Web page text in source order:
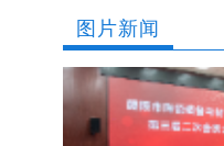
图片新闻